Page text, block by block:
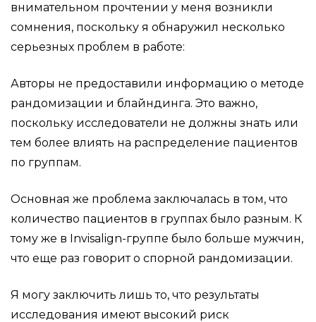
внимательном прочтении у меня возникли
сомнения, поскольку я обнаружил несколько
серьезных проблем в работе:
Авторы не предоставили информацию о методе
рандомизации и блайндинга. Это важно,
поскольку исследователи не должны знать или
тем более влиять на распределение пациентов
по группам.
Основная же проблема заключалась в том, что
количество пациентов в группах было разным. К
тому же в Invisalign-группе было больше мужчин,
что еще раз говорит о спорной рандомизации.
Я могу заключить лишь то, что результаты
исследования имеют высокий риск